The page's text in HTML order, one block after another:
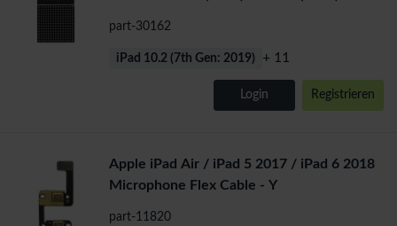
part-30162
iPad 10.2 (7th Gen: 2019) + 11
Login Registrieren
Apple iPad Air / iPad 5 2017 / iPad 6 2018
Microphone Flex Cable - Y
part-11820